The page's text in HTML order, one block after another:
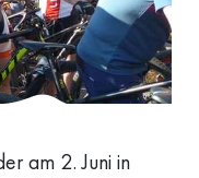
am 2. Juni in